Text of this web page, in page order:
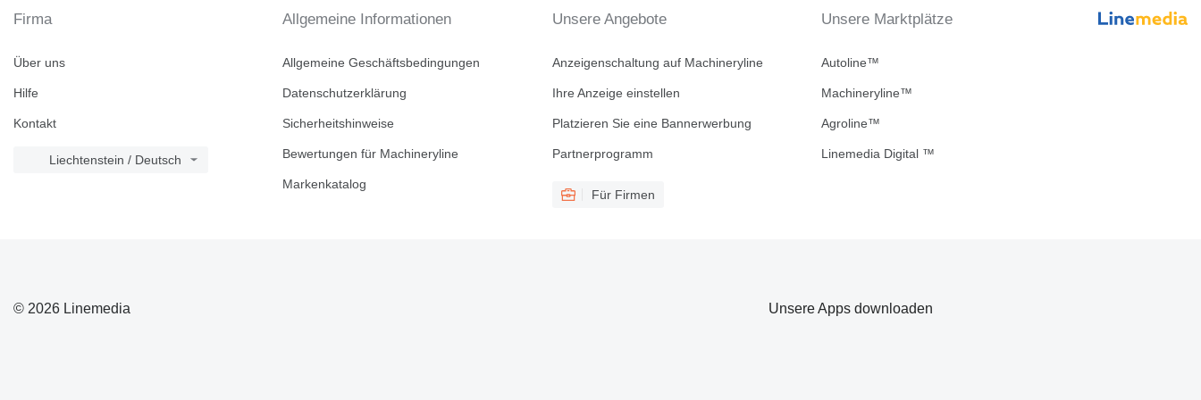
Firma
Über uns
Hilfe
Kontakt
Liechtenstein / Deutsch
Allgemeine Informationen
Allgemeine Geschäftsbedingungen
Datenschutzerklärung
Sicherheitshinweise
Bewertungen für Machineryline
Markenkatalog
Unsere Angebote
Anzeigenschaltung auf Machineryline
Ihre Anzeige einstellen
Platzieren Sie eine Bannerwerbung
Partnerprogramm
Für Firmen
Unsere Marktplätze
Autoline™
Machineryline™
Agroline™
Linemedia Digital ™
© 2026 Linemedia Unsere Apps downloaden